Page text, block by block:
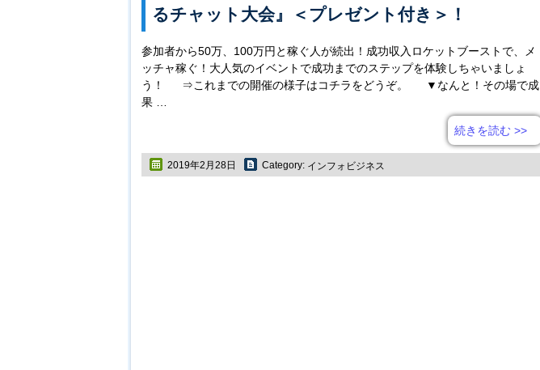
るチャット大会』＜プレゼント付き＞！
参加者から50万、100万円と稼ぐ人が続出！成功収入ロケットブーストで、メ
ッチャ稼ぐ！大人気のイベントで成功までのステップを体験しちゃいましょ
う！ ⇒これまでの開催の様子はコチラをどうぞ。 ▼なんと！その場で成
果 …
続きを読む >>
2019年2月28日 Category: インフォビジネス